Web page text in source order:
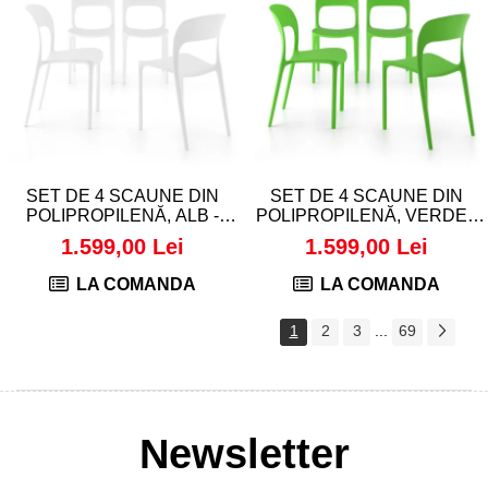
SET DE 4 SCAUNE DIN
POLIPROPILENĂ, ALB -
AMANDA
1.599,00 Lei
LA COMANDA
SET DE 4 SCAUNE DIN
POLIPROPILENĂ, VERDE -
AMANDA
1.599,00 Lei
LA COMANDA
1 2 3 69
Newsletter